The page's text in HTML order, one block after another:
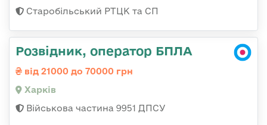
Старобільський РТЦК та СП
Розвідник, оператор БПЛА
від 21000 до 70000 грн
Харків
Військова частина 9951 ДПСУ